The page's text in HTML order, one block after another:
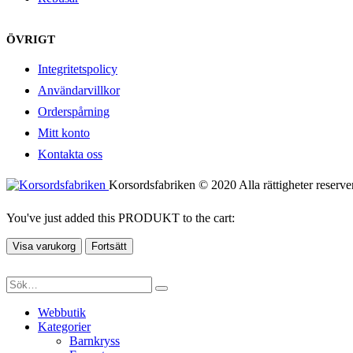
ÖVRIGT
Integritetspolicy
Användarvillkor
Orderspårning
Mitt konto
Kontakta oss
Korsordsfabriken © 2020 Alla rättigheter
You've just added this PRODUKT to the cart:
Visa varukorg Fortsätt
Webbutik
Kategorier
Barnkryss